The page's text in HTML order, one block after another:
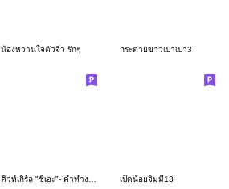
น้องหวานใจตัวจิ๋ว รักๆ กระต่ายขาวเปาเปา3
เป็ดน้อยจิมมี่13